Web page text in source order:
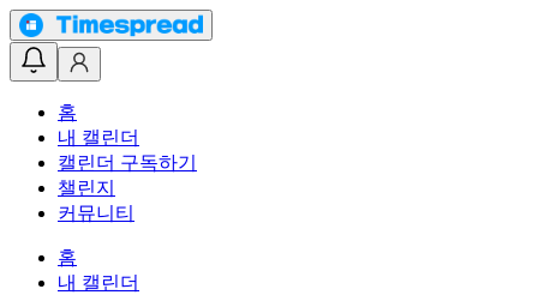
홈
내 캘린더
캘린더 구독하기
챌린지
커뮤니티
홈
내 캘린더